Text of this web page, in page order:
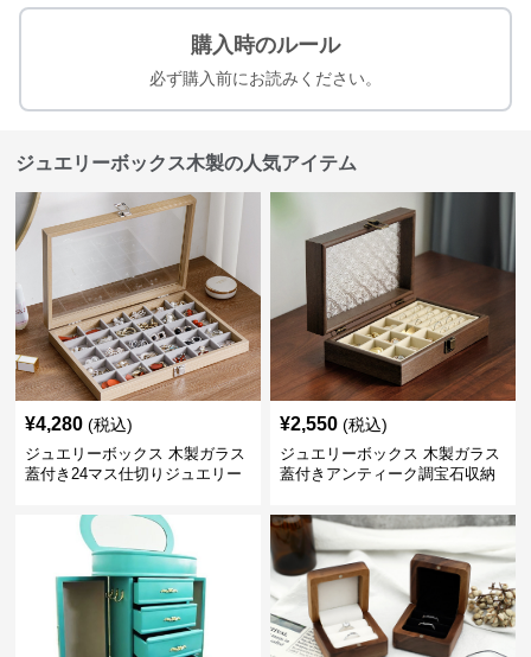
購入時のルール
必ず購入前にお読みください。
ジュエリーボックス木製の人気アイテム
¥4,280 (税込)
ジュエリーボックス 木製ガラス
蓋付き24マス仕切りジュエリー
¥2,550 (税込)
ジュエリーボックス 木製ガラス
蓋付きアンティーク調宝石収納